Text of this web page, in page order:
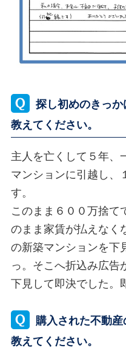
探し初めのきっ
教えてください。
主人を亡くして５年、
マンションに引越し、
す。
このまま６００万捨て
のまま家賃が払えなく
の新築マンションを
っ。そこへ折込み広告
下見して即決でした。
購入された不動
教えてください。